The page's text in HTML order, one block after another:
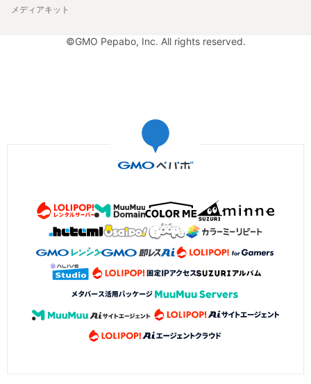
メディアキット
©GMO Pepabo, Inc. All rights reserved.